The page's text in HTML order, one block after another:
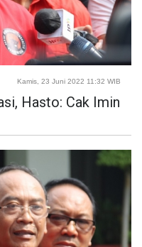
Kamis, 23 Juni 2022 11:32 WIB
Hasto: Cak Imin